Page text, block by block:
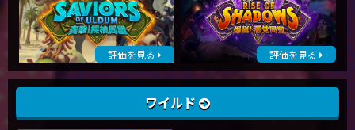
評価を見る 評価を見る
ワイルド